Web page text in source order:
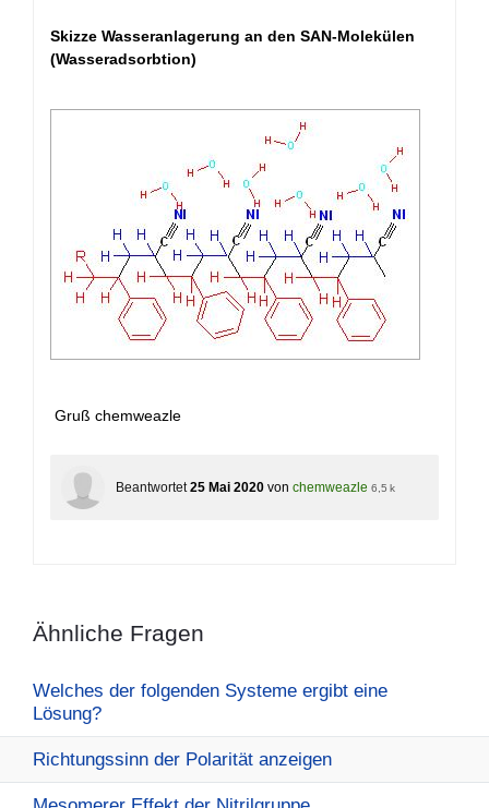
Skizze Wasseranlagerung an den SAN-Molekülen
(Wasseradsorbtion)
Gruß chemweazle
Beantwortet 25 Mai 2020 von chemweazle 6,5 k
Ähnliche Fragen
Welches der folgenden Systeme ergibt eine
Lösung?
Richtungssinn der Polarität anzeigen